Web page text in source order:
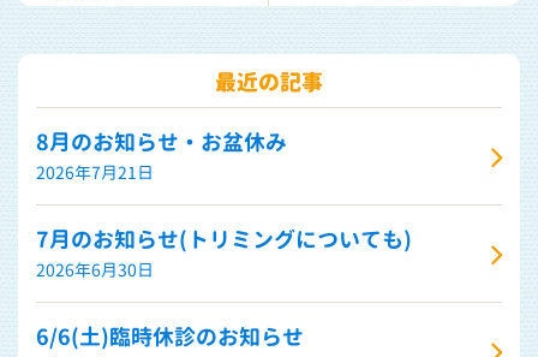
最近の記事
8月のお知らせ・お盆休み
2026年7月21日
7月のお知らせ(トリミングについても)
2026年6月30日
6/6(土)臨時休診のお知らせ